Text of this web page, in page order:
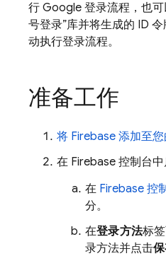
行 Google 登录流程，也
号登录”库并将生成的 ID
动执行登录流程。
准备工作
将 Firebase 添加至
在 Firebase 控制台
在 Firebase 控
分。
在登录方法标
录方法并点击